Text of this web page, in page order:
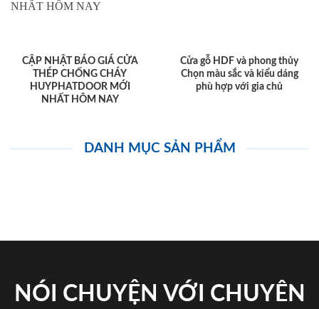
CẬP NHẬT BÁO GIÁ CỬA
THÉP CHỐNG CHÁY
HUYPHATDOOR MỚI
NHẤT HÔM NAY
Cửa gỗ HDF và phong thủy
Chọn màu sắc và kiểu dáng
phù hợp với gia chủ
DANH MỤC SẢN PHẨM
NÓI CHUYỆN VỚI CHUYÊN